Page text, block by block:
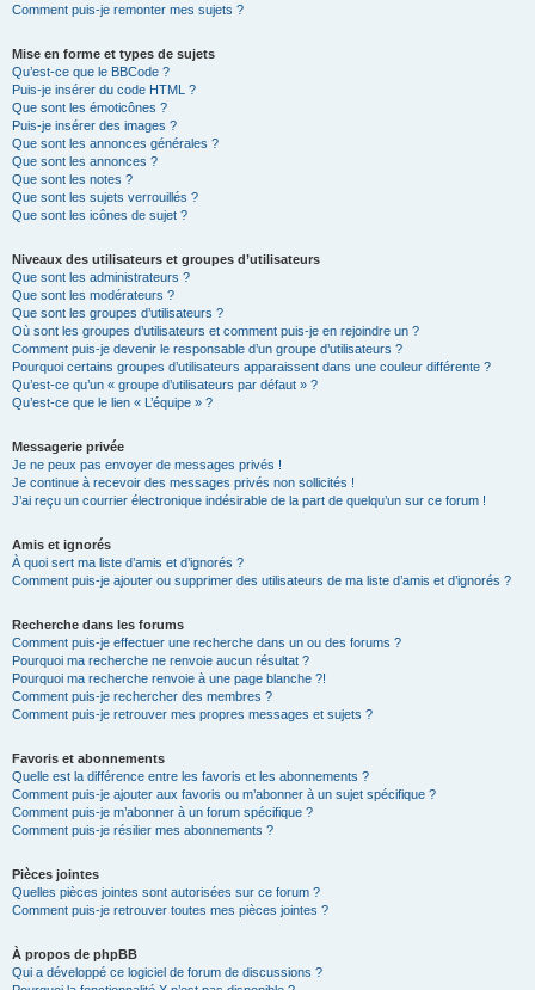
Comment puis-je remonter mes sujets ?
Mise en forme et types de sujets
Qu’est-ce que le BBCode ?
Puis-je insérer du code HTML ?
Que sont les émoticônes ?
Puis-je insérer des images ?
Que sont les annonces générales ?
Que sont les annonces ?
Que sont les notes ?
Que sont les sujets verrouillés ?
Que sont les icônes de sujet ?
Niveaux des utilisateurs et groupes d’utilisateurs
Que sont les administrateurs ?
Que sont les modérateurs ?
Que sont les groupes d’utilisateurs ?
Où sont les groupes d’utilisateurs et comment puis-je en rejoindre un ?
Comment puis-je devenir le responsable d’un groupe d’utilisateurs ?
Pourquoi certains groupes d’utilisateurs apparaissent dans une couleur différente ?
Qu’est-ce qu’un « groupe d’utilisateurs par défaut » ?
Qu’est-ce que le lien « L’équipe » ?
Messagerie privée
Je ne peux pas envoyer de messages privés !
Je continue à recevoir des messages privés non sollicités !
J’ai reçu un courrier électronique indésirable de la part de quelqu’un sur ce forum !
Amis et ignorés
À quoi sert ma liste d’amis et d’ignorés ?
Comment puis-je ajouter ou supprimer des utilisateurs de ma liste d’amis et d’ignorés ?
Recherche dans les forums
Comment puis-je effectuer une recherche dans un ou des forums ?
Pourquoi ma recherche ne renvoie aucun résultat ?
Pourquoi ma recherche renvoie à une page blanche ?!
Comment puis-je rechercher des membres ?
Comment puis-je retrouver mes propres messages et sujets ?
Favoris et abonnements
Quelle est la différence entre les favoris et les abonnements ?
Comment puis-je ajouter aux favoris ou m’abonner à un sujet spécifique ?
Comment puis-je m’abonner à un forum spécifique ?
Comment puis-je résilier mes abonnements ?
Pièces jointes
Quelles pièces jointes sont autorisées sur ce forum ?
Comment puis-je retrouver toutes mes pièces jointes ?
À propos de phpBB
Qui a développé ce logiciel de forum de discussions ?